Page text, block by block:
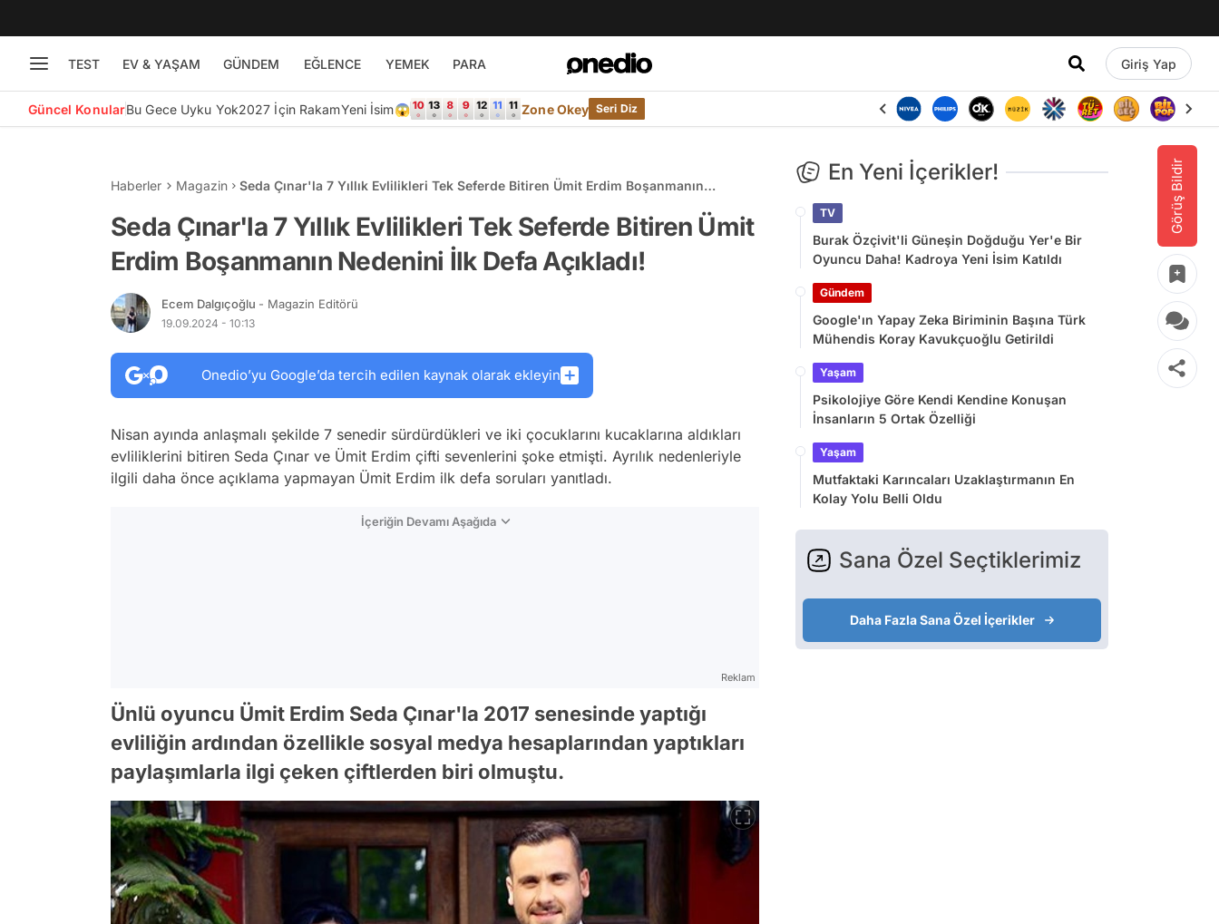
TEST EV & YAŞAM GÜNDEM EĞLENCE YEMEK PARA Giriş Yap
Güncel KonularBu Gece Uyku Yok2027 İçin RakamYeni İsim😱 Zone Okey Seri Diz
Görüş Bildir
Haberler Magazin
Seda Çınar'la 7 Yıllık Evlilikleri Tek Seferde Bitiren Ümit Erdim Boşanmanın
Seda Çınar'la 7 Yıllık Evlilikleri Tek Seferde Bitiren Ümit
Erdim Boşanmanın Nedenini İlk Defa Açıkladı!
Ecem Dalgıçoğlu - Magazin Editörü
19.09.2024 - 10:13
Onedio’yu Google’da tercih edilen kaynak olarak ekleyin
Nisan ayında anlaşmalı şekilde 7 senedir sürdürdükleri ve iki çocuklarını kucaklarına aldıkları
evliliklerini bitiren Seda Çınar ve Ümit Erdim çifti sevenlerini şoke etmişti. Ayrılık nedenleriyle
ilgili daha önce açıklama yapmayan Ümit Erdim ilk defa soruları yanıtladı.
İçeriğin Devamı Aşağıda
Reklam
Ünlü oyuncu Ümit Erdim Seda Çınar'la 2017 senesinde yaptığı
evliliğin ardından özellikle sosyal medya hesaplarından yaptıkları
paylaşımlarla ilgi çeken çiftlerden biri olmuştu.
En Yeni İçerikler!
TV
Burak Özçivit'li Güneşin Doğduğu Yer'e Bir
Oyuncu Daha! Kadroya Yeni İsim Katıldı
Gündem
Google'ın Yapay Zeka Biriminin Başına Türk
Mühendis Koray Kavukçuoğlu Getirildi
Yaşam
Psikolojiye Göre Kendi Kendine Konuşan
İnsanların 5 Ortak Özelliği
Yaşam
Mutfaktaki Karıncaları Uzaklaştırmanın En
Kolay Yolu Belli Oldu
Sana Özel Seçtiklerimiz
Daha Fazla Sana Özel İçerikler